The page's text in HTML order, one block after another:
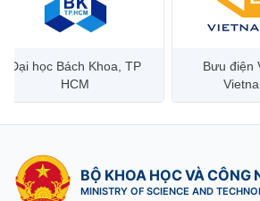
Đại học Bách Khoa, TP
HCM
Bưu điện
BỘ KHOA HỌC VÀ CÔNG
MINISTRY OF SCIENCE AND